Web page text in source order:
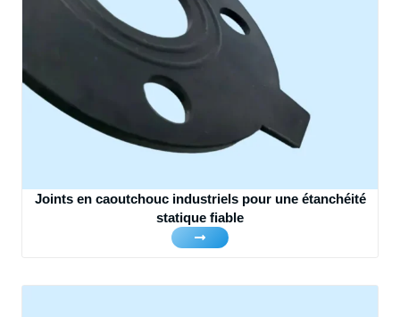
Joints en caoutchouc industriels pour une étanchéité
statique fiable